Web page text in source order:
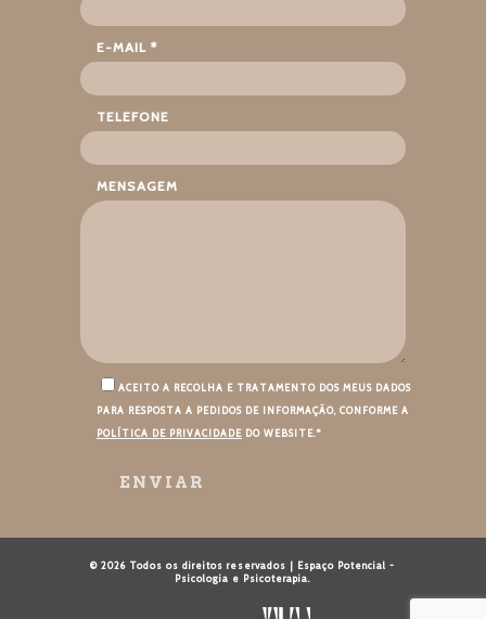
E-MAIL *
TELEFONE
MENSAGEM
ACEITO A RECOLHA E TRATAMENTO DOS MEUS DADOS
PARA RESPOSTA A PEDIDOS DE INFORMAÇÃO, CONFORME A
POLÍTICA DE PRIVACIDADE DO WEBSITE.*
© 2026 Todos os direitos reservados | Espaço Potencial -
Psicologia e Psicoterapia.